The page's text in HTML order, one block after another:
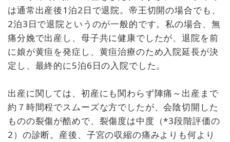
は通常出産後1泊2日で退院。帝王切開の場合でも、
2泊3日で退院というのが一般的です。私の場合、無
痛分娩で出産し、母子共に健康でしたが、退院を前
に娘が黄疸を発症し、黄疸治療のため入院延長が決
定し、最終的に5泊6日の入院でした。
出産に関しては、初産にも関わらず陣痛～出産まで
約７時間程でスムーズな方でしたが、会陰切開した
ものの裂傷が酷めで、裂傷度は中度（*3段階評価の
2）の診断。産後、子宮の収縮の痛みよりも何より